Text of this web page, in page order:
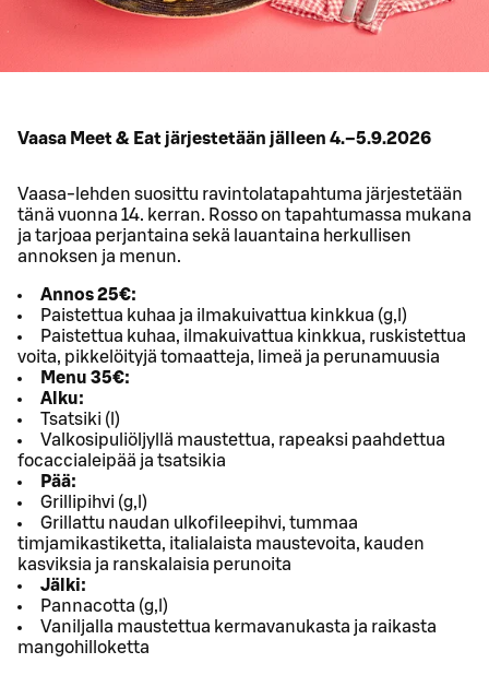
Vaasa Meet & Eat järjestetään jälleen 4.–5.9.2026
Vaasa-lehden suosittu ravintolatapahtuma järjestetään
tänä vuonna 14. kerran. Rosso on tapahtumassa mukana
ja tarjoaa perjantaina sekä lauantaina herkullisen
annoksen ja menun.
Annos 25€:
Paistettua kuhaa ja ilmakuivattua kinkkua (g,l)
Paistettua kuhaa, ilmakuivattua kinkkua, ruskistettua
voita, pikkelöityjä tomaatteja, limeä ja perunamuusia
Menu 35€:
Alku:
Tsatsiki (l)
Valkosipuliöljyllä maustettua, rapeaksi paahdettua
focaccialeipää ja tsatsikia
Pää:
Grillipihvi (g,l)
Grillattu naudan ulkofileepihvi, tummaa
timjamikastiketta, italialaista maustevoita, kauden
kasviksia ja ranskalaisia perunoita
Jälki:
Pannacotta (g,l)
Vaniljalla maustettua kermavanukasta ja raikasta
mangohilloketta